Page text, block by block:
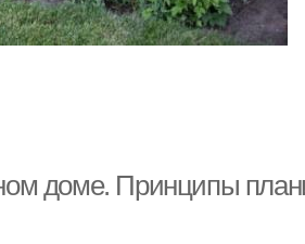
доме. Принципы